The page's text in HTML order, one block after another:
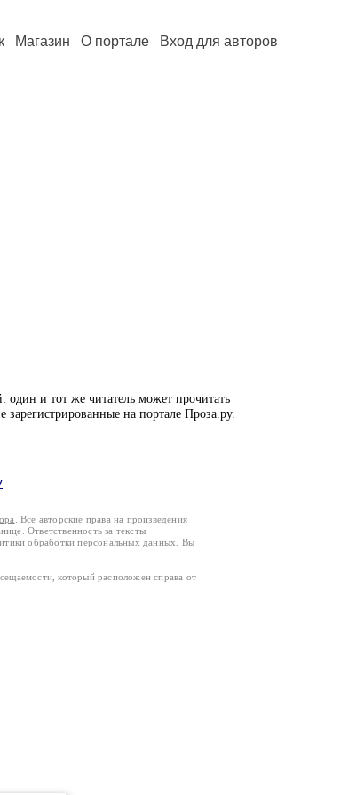
Магазин О портале Вход для авторов
один и тот же читатель может прочитать
зарегистрированные на портале Проза.ру.
. Все авторские права на произведения
Ответственность за тексты
обработки персональных данных
. Вы
который расположен справа от